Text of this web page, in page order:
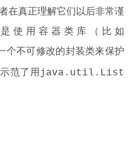
在真正理解它们以后非常谨
使用容器类库（比如
个不可修改的封装类来保护
范了用 java.util.List